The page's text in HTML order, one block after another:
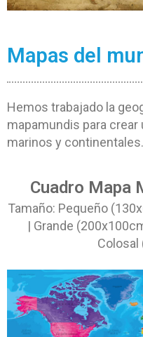
Mapas del
Hemos trabajado la
mapamundis para
marinos y continentales.
Cuadro Mapa
Tamaño: Pequeño
| Grande
Colosal